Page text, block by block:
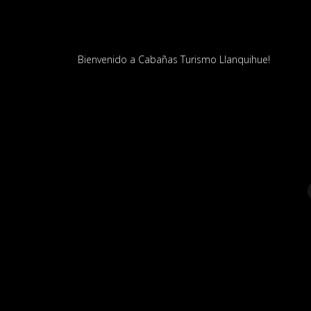
Bienvenido a Cabañas Turismo Llanquihue!